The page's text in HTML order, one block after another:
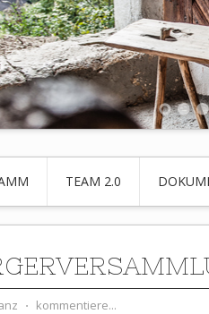
TEAM 2.0
⋅ kommentiere...